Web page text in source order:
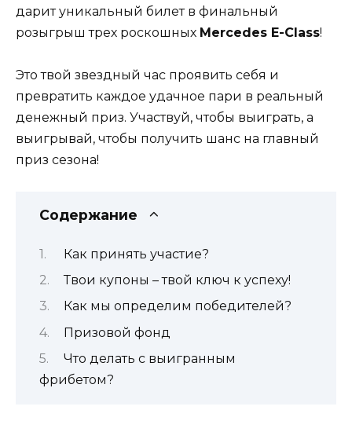
дарит уникальный билет в финальный
розыгрыш трех роскошных Mercedes E-Class!
Это твой звездный час проявить себя и
превратить каждое удачное пари в реальный
денежный приз. Участвуй, чтобы выиграть, а
выигрывай, чтобы получить шанс на главный
приз сезона!
Содержание
Как принять участие?
Твои купоны – твой ключ к успеху!
Как мы определим победителей?
Призовой фонд
Что делать с выигранным
фрибетом?